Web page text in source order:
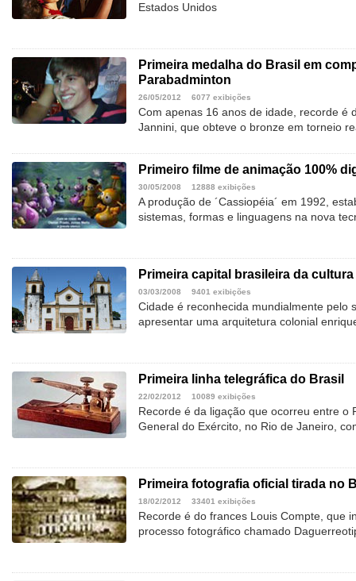
Estados Unidos
Primeira medalha do Brasil em
Parabadminton
26/05/2012 6077 exibições
Com apenas 16 anos de idade, recorde é
Jannini, que obteve o bronze em torneio
Primeiro filme de animação 100%
30/05/2008 12888 exibições
A produção de ´Cassiopéia´ em 1992,
sistemas, formas e linguagens na nova
Primeira capital brasileira da cultura
03/03/2008 9401 exibições
Cidade é reconhecida mundialmente pelo
apresentar uma arquitetura colonial
Primeira linha telegráfica do Brasil
22/02/2012 10089 exibições
Recorde é da ligação que ocorreu entre o
General do Exército, no Rio de Janeiro,
Primeira fotografia oficial tirada no
18/02/2012 33401 exibições
Recorde é do frances Louis Compte, que
processo fotográfico chamado